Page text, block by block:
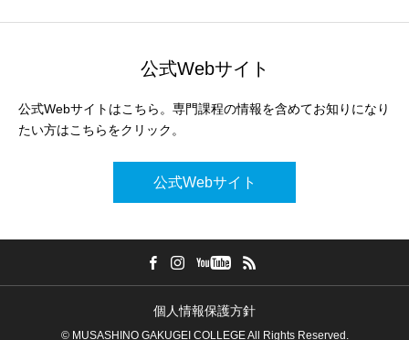
公式Webサイト
公式Webサイトはこちら。専門課程の情報を含めてお知りになり
たい方はこちらをクリック。
公式Webサイト
個人情報保護方針
© MUSASHINO GAKUGEI COLLEGE All Rights Reserved.